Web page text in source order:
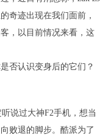
奇迹出现在我们面前，
，以目前情况来看，这
说过大神F2手机，想当
败退的脚步。酷派为了